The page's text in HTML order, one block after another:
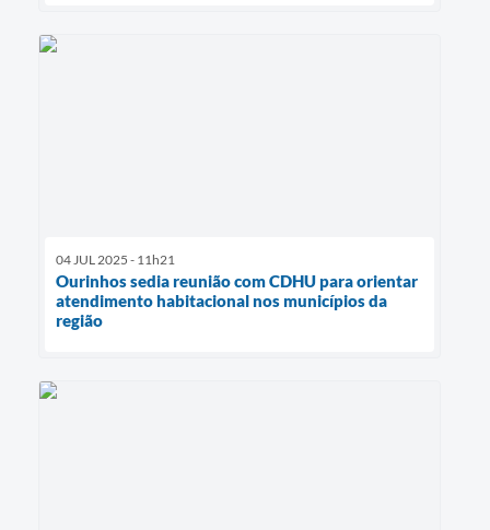
04 JUL 2025 - 11h21
Ourinhos sedia reunião com CDHU para orientar
atendimento habitacional nos municípios da
região